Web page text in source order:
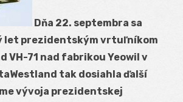
Dňa 22. septembra sa
let prezidentským vrtuľníkom
VH-71 nad fabrikou Yeowil v
tak dosiahla ďalší
vývoja prezidentskej